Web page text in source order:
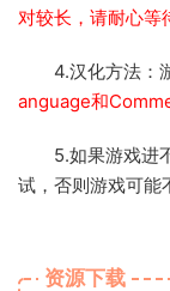
对较长，请耐心等
4.汉化方法：
anguage和
5.如果游戏进
试，否则游戏可能
资源下载